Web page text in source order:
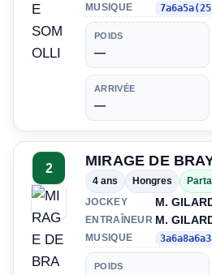
MUSIQUE
POIDS
—
ARRIVÉE
—
2 MIRAGE DE
4 ans Hongres
JOCKEY
M.
ENTRAÎNEUR M.
MUSIQUE
POIDS